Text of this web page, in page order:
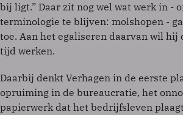
bij ligt.” Daar zit nog wel wat werk in -
terminologie te blijven: molshopen -
toe. Aan het egaliseren daarvan wil hij
tijd werken.
Daarbij denkt Verhagen in de eerste
opruiming in de bureaucratie, het
papierwerk dat het bedrijfsleven